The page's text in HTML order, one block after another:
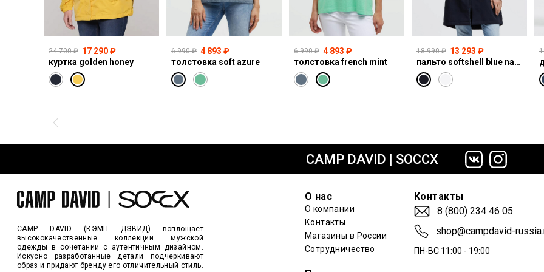
24 700 ₽ 17 290 ₽
куртка golden honey
6 990 ₽ 4 893 ₽
толстовка soft azure
6 990 ₽ 4 893 ₽
толстовка french mint
18 990 ₽ 13 293 ₽
пальто softshell blue navy
CAMP DAVID | SOCCX
CAMP DAVID (КЭМП ДЭВИД) воплощает
высококачественные коллекции мужской
одежды в сочетании с аутентичным дизайном.
Искусно разработанные детали подчеркивают
образ и придают бренду его отличительный стиль.
О нас
О компании
Контакты
Магазины в России
Сотрудничество
Контакты
8 (800) 234 46 05
shop@campdavid-
ПН-ВС 11:00 - 19:00